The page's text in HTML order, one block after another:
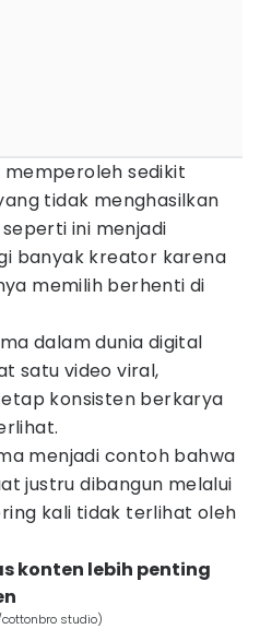
sedikit
tidak menghasilkan
ini menjadi
banyak kreator karena
memilih berhenti di
dalam dunia digital
satu video viral,
konsisten berkarya
menjadi contoh bahwa
justru dibangun melalui
kali tidak terlihat oleh
konten lebih penting
studio)